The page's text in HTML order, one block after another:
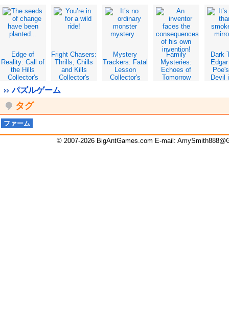
Edition
Edge of
Reality: Call of
the Hills
Collector's
Edition
Fright Chasers:
Thrills, Chills
and Kills
Collector's
Mystery
Trackers: Fatal
Lesson
Collector's
Family
Mysteries:
Echoes of
Tomorrow
Dark
Devil
パズルゲーム
タグ
ファーム
© 2007-2026 BigAntGames.com E-mail: